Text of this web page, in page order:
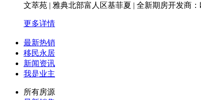
文萃苑 | 雅典北部富人区基菲夏 | 全新期房开发商
更多详情
最新热销
移民永居
新闻资讯
我是业主
所有房源